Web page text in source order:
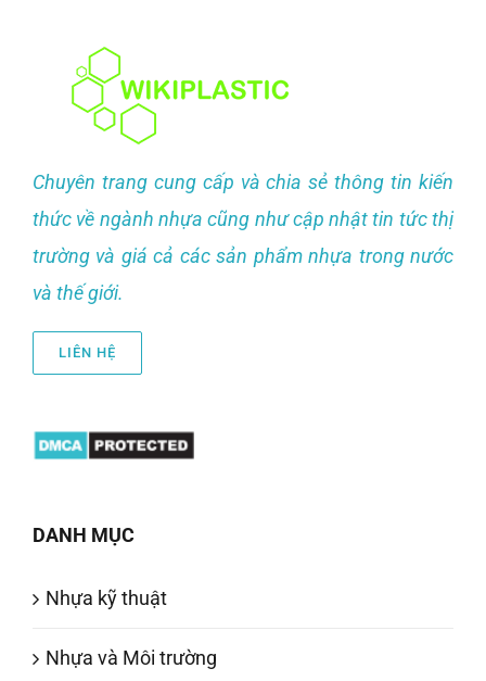
Chuyên trang cung cấp và chia sẻ thông tin kiến
thức về ngành nhựa cũng như cập nhật tin tức thị
trường và giá cả các sản phẩm nhựa trong nước
và thế giới.
LIÊN HỆ
DANH MỤC
Nhựa kỹ thuật
Nhựa và Môi trường